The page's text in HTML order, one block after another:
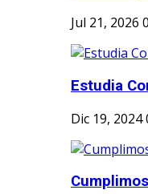
Jul 21, 2026 0
Estudia
Dic 19, 2024